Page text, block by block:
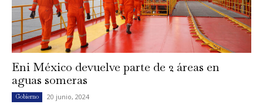
Eni México devuelve parte de 2 áreas en
aguas someras
Gobierno 20 junio, 2024